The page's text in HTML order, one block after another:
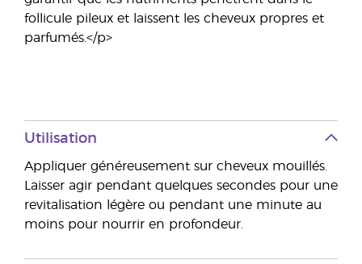
follicule pileux et laissent les cheveux propres et
parfumés.</p>
Utilisation
Appliquer généreusement sur cheveux mouillés.
Laisser agir pendant quelques secondes pour une
revitalisation légère ou pendant une minute au
moins pour nourrir en profondeur.